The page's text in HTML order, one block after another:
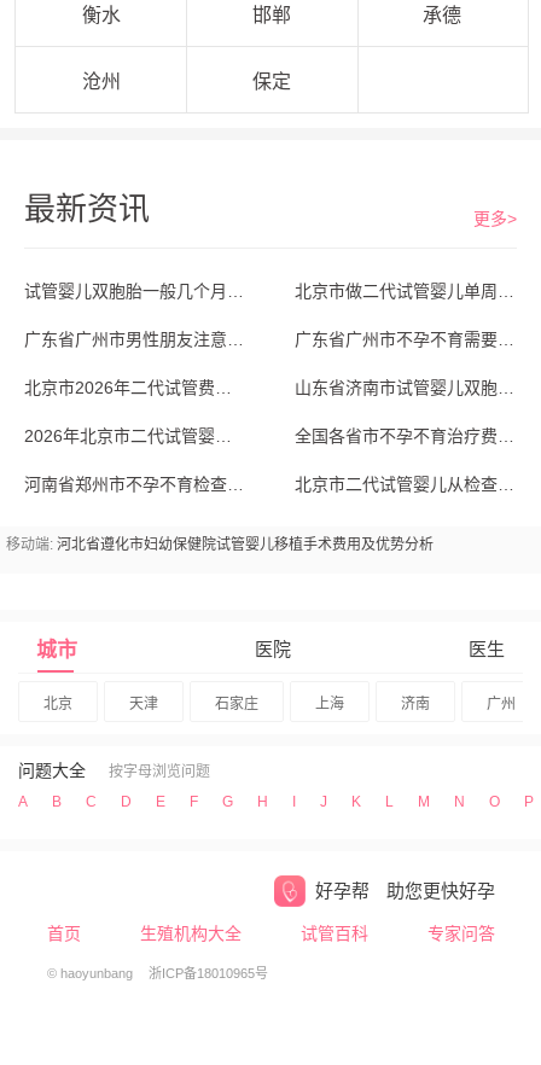
衡水 邯郸 承德
沧州 保定
最新资讯 更多>
移动端: 河北省遵化市妇幼保健院试管婴儿移植手术费用及优势分析
城市 医院 医生
北京 天津 石家庄 上海 济南 广州
问题大全
按字母浏览问题
A
B C D E F G H I J K L M N O P
好孕帮 助您更快好孕
首页 生殖机构大全 试管百科 专家问答
© haoyunbang 浙ICP备18010965号